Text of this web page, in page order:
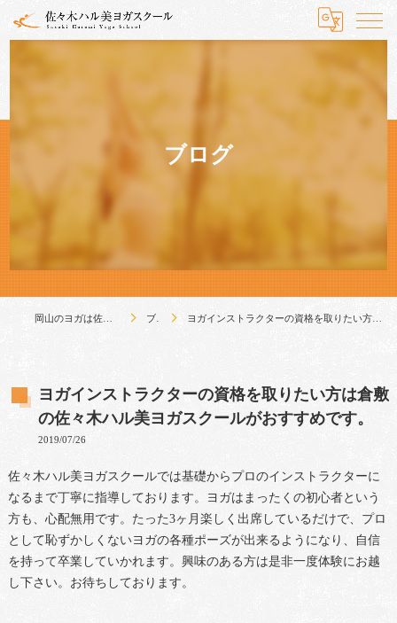
ブログ
岡山のヨガは佐々木ハル美ヨガスクール ブログ ヨガインストラクターの資格を取りたい方は倉敷の佐々木ハル美ヨガスクールがおすすめです。
ヨガインストラクターの資格を取りたい方は倉敷
の佐々木ハル美ヨガスクールがおすすめです。
2019/07/26
佐々木ハル美ヨガスクールでは基礎からプロのインストラクターに
なるまで丁寧に指導しております。ヨガはまったくの初心者という
方も、心配無用です。たった3ヶ月楽しく出席しているだけで、プロ
として恥ずかしくないヨガの各種ポーズが出来るようになり、自信
を持って卒業していかれます。興味のある方は是非一度体験にお越
し下さい。お待ちしております。